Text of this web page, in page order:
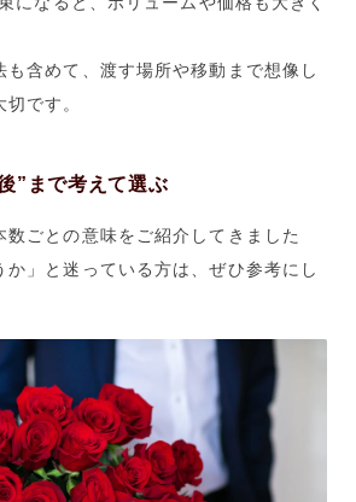
も含めて、渡す場所や移動まで想像し
です。
”まで考えて選ぶ
数ごとの意味をご紹介してきました
か」と迷っている方は、ぜひ参考にし